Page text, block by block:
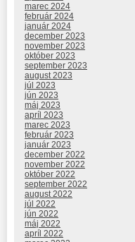
marec 2024
február 2024
január 2024
december 2023
november 2023
október 2023
september 2023
august 2023
júl 2023
jún 2023
máj 2023
apríl 2023
marec 2023
február 2023
január 2023
december 2022
november 2022
október 2022
september 2022
august 2022
júl 2022
jún 2022
máj 2022
apríl 2022